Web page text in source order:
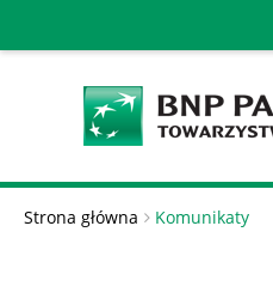
Strona główna Komunikaty